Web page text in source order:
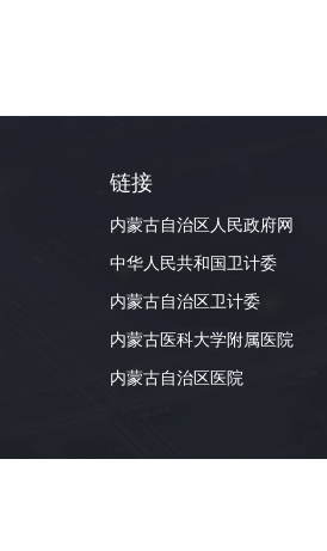
链接
内蒙古自治区人民政府网
中华人民共和国卫计委
内蒙古自治区卫计委
内蒙古医科大学附属医院
内蒙古自治区医院